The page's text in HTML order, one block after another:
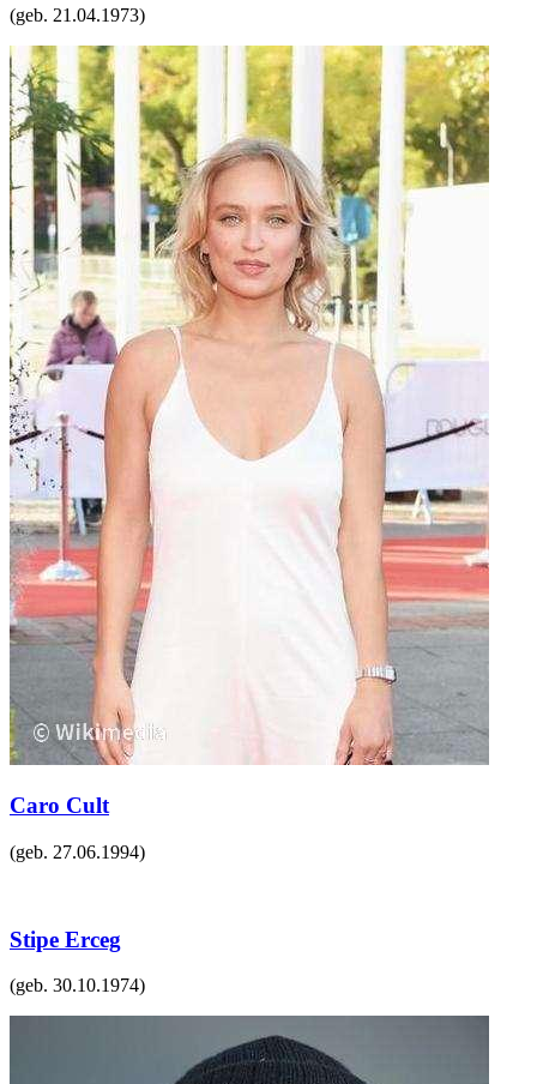
(geb. 21.04.1973)
Caro Cult
(geb. 27.06.1994)
Stipe Erceg
(geb. 30.10.1974)